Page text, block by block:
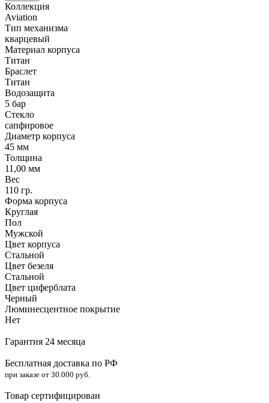
Коллекция
Aviation
Тип механизма
кварцевый
Материал корпуса
Титан
Браслет
Титан
Водозащита
5 бар
Стекло
сапфировое
Диаметр корпуса
45 мм
Толщина
11,00 мм
Вес
110 гр.
Форма корпуса
Круглая
Пол
Мужской
Цвет корпуса
Стальной
Цвет безеля
Стальной
Цвет циферблата
Черный
Люминесцентное покрытие
Нет
Гарантия 24 месяца
Бесплатная доставка по РФ
при заказе от 30.000 руб.
Товар сертифицирован